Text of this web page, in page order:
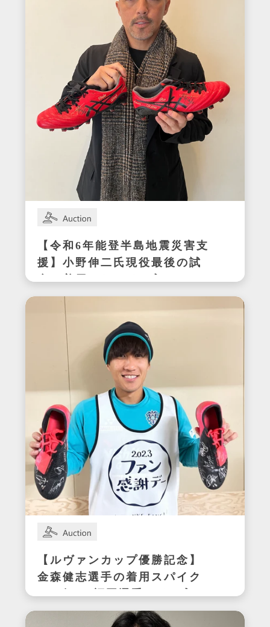
【令和6年能登半島地震災害支
援】小野伸二氏現役最後の試
合で着用したサイン入りスパ
イク
【ルヴァンカップ優勝記念】
金森健志選手の着用スパイク
(アビスパ福岡選手サイン入
り)